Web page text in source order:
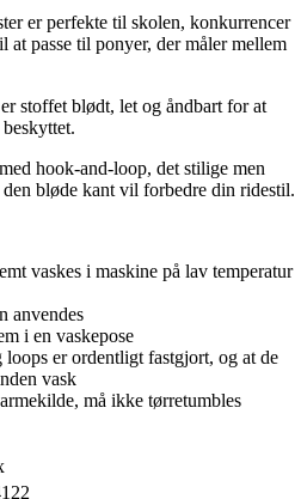
er perfekte til skolen, konkurrencer
at passe til ponyer, der måler mellem
stoffet blødt, let og åndbart for at
hook-and-loop, det stilige men
bløde kant vil forbedre din ridestil.
vaskes i maskine på lav temperatur
anvendes
i en vaskepose
loops er ordentligt fastgjort, og at de
vask
må ikke tørretumbles